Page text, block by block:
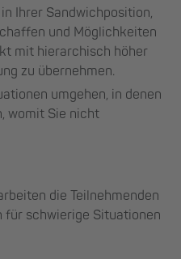
Ihrer Sandwichposition,
und Möglichkeiten
mit hierarchisch höher
zu übernehmen.
umgehen, in denen
womit Sie nicht
die Teilnehmenden
für schwierige Situationen